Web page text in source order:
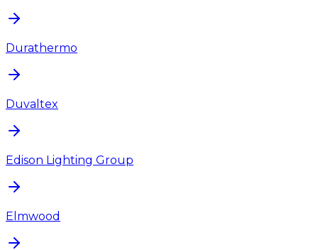
Durathermo
Duvaltex
Edison Lighting Group
Elmwood